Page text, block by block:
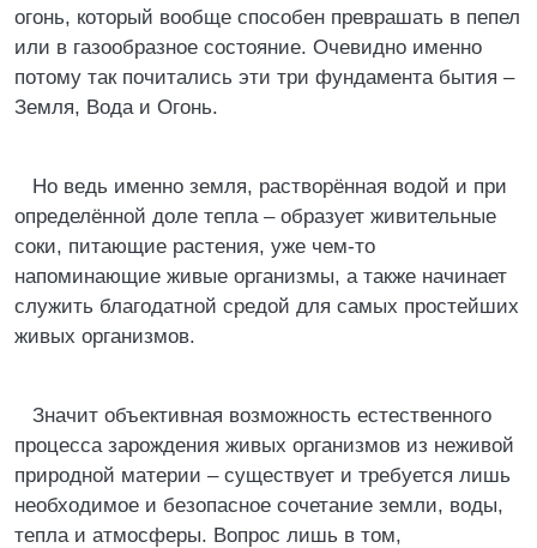
огонь, который вообще способен преврашать в пепел
или в газообразное состояние. Очевидно именно
потому так почитались эти три фундамента бытия –
Земля, Вода и Огонь.
Но ведь именно земля, растворённая водой и при
определённой доле тепла – образует живительные
соки, питающие растения, уже чем-то
напоминающие живые организмы, а также начинает
служить благодатной средой для самых простейших
живых организмов.
Значит объективная возможность естественного
процесса зарождения живых организмов из неживой
природной материи – существует и требуется лишь
необходимое и безопасное сочетание земли, воды,
тепла и атмосферы. Вопрос лишь в том,